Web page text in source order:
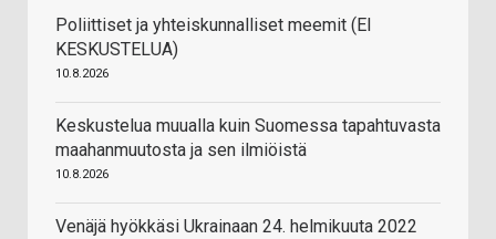
Poliittiset ja yhteiskunnalliset meemit (EI
KESKUSTELUA)
10.8.2026
Keskustelua muualla kuin Suomessa tapahtuvasta
maahanmuutosta ja sen ilmiöistä
10.8.2026
Venäjä hyökkäsi Ukrainaan 24. helmikuuta 2022